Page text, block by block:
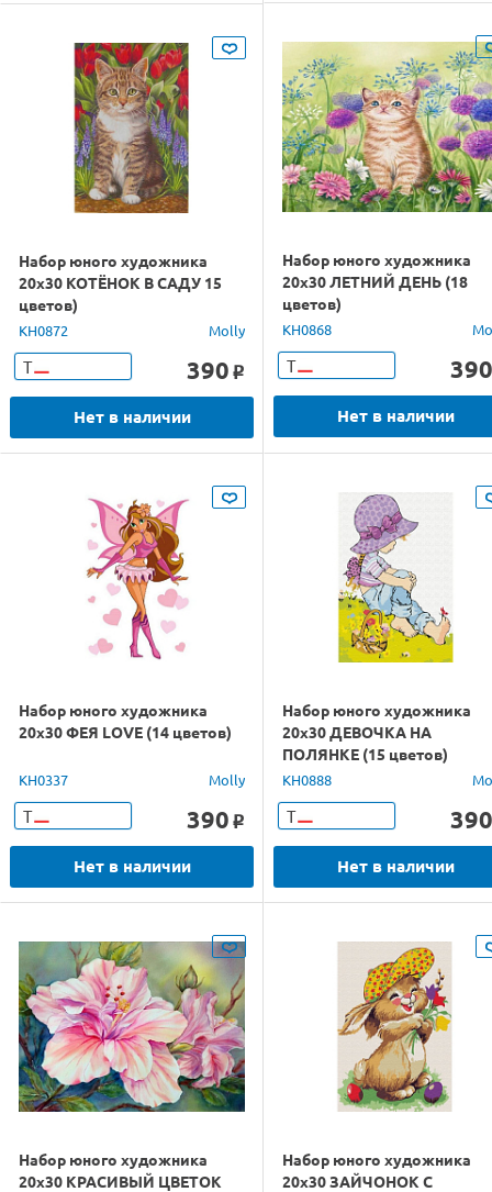
Набор юного художника
20х30 КОТЁНОК В САДУ 15
цветов)
KH0872 Molly
Т 390 o
Нет в наличии
Набор юного художника
20х30 ЛЕТНИЙ ДЕНЬ (18
цветов)
KH0868
Т 390
Нет в наличии
Набор юного художника
20х30 ФЕЯ LOVE (14 цветов)
KH0337 Molly
Т 390 o
Нет в наличии
Набор юного художника
20х30 ДЕВОЧКА НА
ПОЛЯНКЕ (15 цветов)
KH0888
Т 390
Нет в наличии
Набор юного художника
20х30 КРАСИВЫЙ ЦВЕТОК
Набор юного художника
20х30 ЗАЙЧОНОК С